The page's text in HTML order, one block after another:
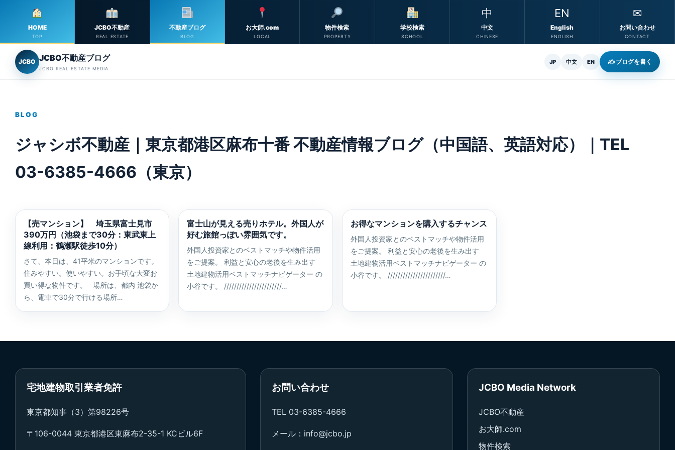
HOME
TOP
JCBO不動産
REAL ESTATE
不動産ブログ
BLOG
お大師.com
LOCAL
物件検索
PROPERTY
学校検索
SCHOOL
中
中文
CHINESE
EN
English
ENGLISH
✉
お問い合わせ
CONTACT
JCBO JCBO不動産ブログ
JCBO REAL ESTATE MEDIA
JP 中文 EN ✍ ブログを書く
BLOG
ジャシボ不動産｜東京都港区麻布十番 不動産情報ブログ（中国語、英語対応）｜TEL
03-6385-4666（東京）
【売マンション】 埼玉県富士見市
390万円（池袋まで30分：東武東上
線利用：鶴瀬駅徒歩10分）
さて、本日は、41平米のマンションです。
住みやすい。使いやすい。お手頃な大変お
買い得な物件です。 場所は、都内 池袋か
ら、電車で30分で行ける場所…
富士山が見える売りホテル。外国人が
好む旅館っぽい雰囲気です。
外国人投資家とのベストマッチや物件活用
をご提案。 利益と安心の老後を生み出す
土地建物活用ベストマッチナビゲーター の
小谷です。 ///////////////////////…
お得なマンションを購入するチャンス
外国人投資家とのベストマッチや物件活用
をご提案。 利益と安心の老後を生み出す
土地建物活用ベストマッチナビゲーター の
小谷です。 ///////////////////////…
宅地建物取引業者免許
東京都知事（3）第98226号
〒106-0044 東京都港区東麻布2-35-1 KCビル6F
お問い合わせ
TEL 03-6385-4666
メール：info@jcbo.jp
JCBO Media Network
JCBO不動産
お大師.com
物件検索